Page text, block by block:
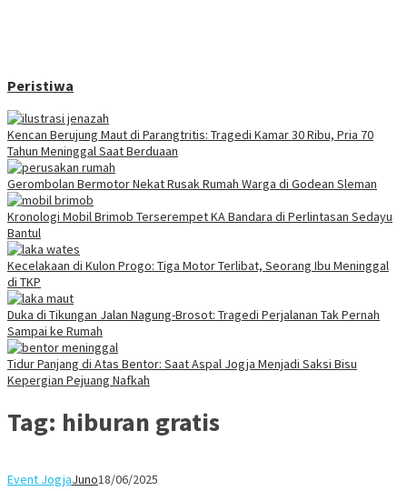
Peristiwa
Kencan Berujung Maut di Parangtritis: Tragedi Kamar 30 Ribu, Pria 70
Tahun Meninggal Saat Berduaan
Gerombolan Bermotor Nekat Rusak Rumah Warga di Godean Sleman
Kronologi Mobil Brimob Terserempet KA Bandara di Perlintasan Sedayu
Bantul
Kecelakaan di Kulon Progo: Tiga Motor Terlibat, Seorang Ibu Meninggal
di TKP
Duka di Tikungan Jalan Nagung-Brosot: Tragedi Perjalanan Tak Pernah
Sampai ke Rumah
Tidur Panjang di Atas Bentor: Saat Aspal Jogja Menjadi Saksi Bisu
Kepergian Pejuang Nafkah
Tag: hiburan gratis
Event JogjaJuno18/06/2025